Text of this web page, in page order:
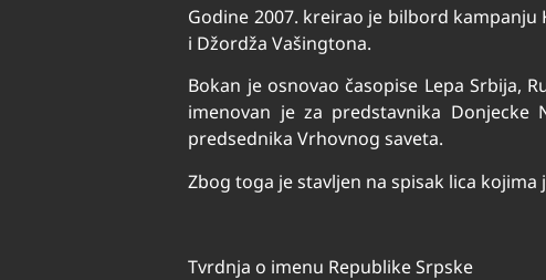
Godine 2007. kreirao je bilbord kampanju
i Džordža Vašingtona.
Bokan je osnovao časopise Lepa Srbija,
imenovan je za predstavnika Donjecke
predsednika Vrhovnog saveta.
Zbog toga je stavljen na spisak lica
Tvrdnja o imenu Republike Srpske